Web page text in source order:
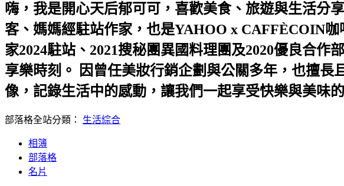
嗨，我是開心天后郁可可，喜歡美食、旅遊與生活分
客、媽媽經駐站作家，也是YAHOO x CAFFÈCOIN
家2024駐站、2021搜秘團異國料理團及2020優良合
享樂時刻。 因曾任美妝行銷企劃與公關多年，也擅長
像，記錄生活中的感動，讓我們一起享受快樂與美味
部落格全站分類： 生活綜合
相簿
部落格
名片